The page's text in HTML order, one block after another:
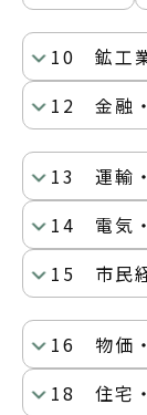
10 鉱工
12 金融
13 運輸
14 電気
15 市民
16 物価
18 住宅